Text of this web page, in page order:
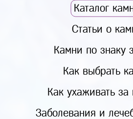
Каталог
Статьи о
Камни по знаку
Как выбрать
Как ухаживать за
Заболевания и